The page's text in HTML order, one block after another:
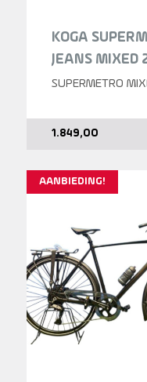
KOGA
JEANS MIXED
SUPERMETRO
1.849,00
AANBIEDING!